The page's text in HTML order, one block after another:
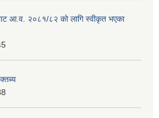
आ.व. २०८१/८२ को लागि स्वीकृत भएका